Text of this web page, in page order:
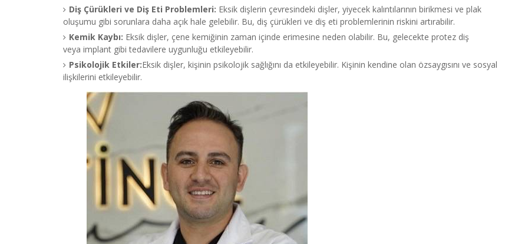
Diş Çürükleri ve Diş Eti Problemleri: Eksik dişlerin çevresindeki dişler, yiyecek kalıntılarının birikmesi ve plak
oluşumu gibi sorunlara daha açık hale gelebilir. Bu, diş çürükleri ve diş eti problemlerinin riskini artırabilir.
Kemik Kaybı: Eksik dişler, çene kemiğinin zaman içinde erimesine neden olabilir. Bu, gelecekte protez diş
veya implant gibi tedavilere uygunluğu etkileyebilir.
Psikolojik Etkiler:Eksik dişler, kişinin psikolojik sağlığını da etkileyebilir. Kişinin kendine olan özsaygısını ve sosyal
ilişkilerini etkileyebilir.